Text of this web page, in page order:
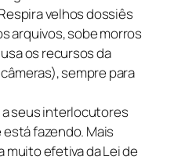
velhos dossiês
arquivos, sobe morros
os recursos da
sempre para
seus interlocutores
fazendo. Mais
muito efetiva da Lei de